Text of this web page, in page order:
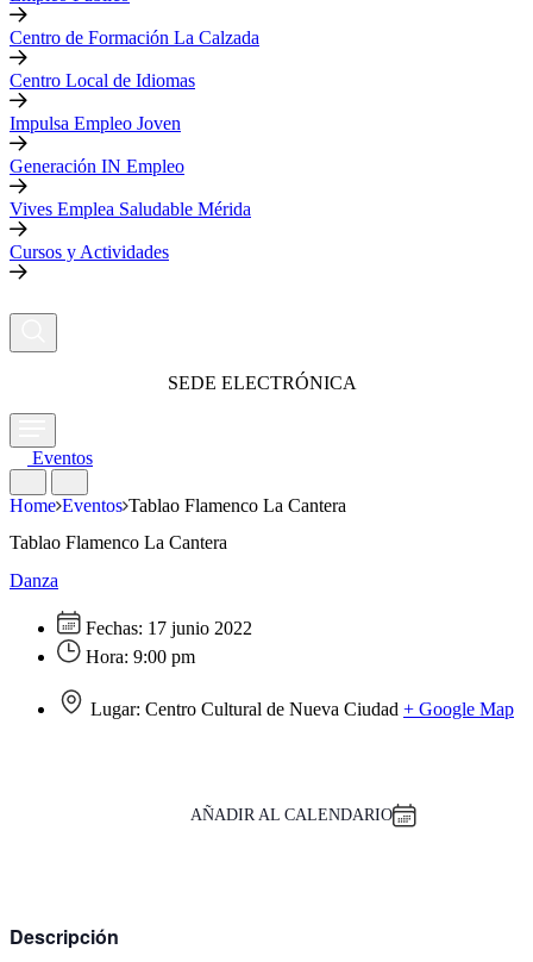
Centro de Formación La Calzada
Centro Local de Idiomas
Impulsa Empleo Joven
Generación IN Empleo
Vives Emplea Saludable Mérida
Cursos y Actividades
SEDE ELECTRÓNICA
Eventos
Home Eventos Tablao Flamenco La Cantera
Tablao Flamenco La Cantera
Danza
Fechas: 17 junio 2022
Hora: 9:00 pm
Lugar: Centro Cultural de Nueva Ciudad + Google Map
AÑADIR AL CALENDARIO
Descripción